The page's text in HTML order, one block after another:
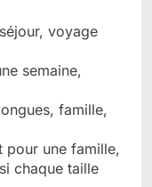
voyage
semaine,
famille,
pour une famille,
chaque taille